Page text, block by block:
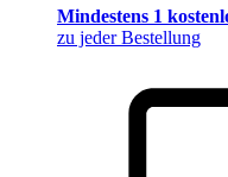
Mindestens 1
zu jeder Bestellung